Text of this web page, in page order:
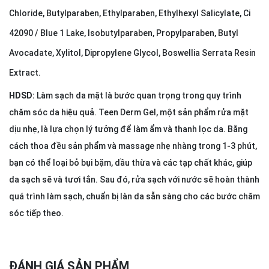
Chloride, Butylparaben, Ethylparaben, Ethylhexyl Salicylate, Ci
42090 / Blue 1 Lake, Isobutylparaben, Propylparaben, Butyl
Avocadate, Xylitol, Dipropylene Glycol, Boswellia Serrata Resin
Extract.
HDSD: Làm sạch da mặt là bước quan trọng trong quy trình
chăm sóc da hiệu quả. Teen Derm Gel, một sản phẩm rửa mặt
dịu nhẹ, là lựa chọn lý tưởng để làm ẩm và thanh lọc da. Bằng
cách thoa đều sản phẩm và massage nhẹ nhàng trong 1-3 phút,
bạn có thể loại bỏ bụi bặm, dầu thừa và các tạp chất khác, giúp
da sạch sẽ và tươi tắn. Sau đó, rửa sạch với nước sẽ hoàn thành
quá trình làm sạch, chuẩn bị làn da sẵn sàng cho các bước chăm
sóc tiếp theo.
ĐÁNH GIÁ SẢN PHẨM